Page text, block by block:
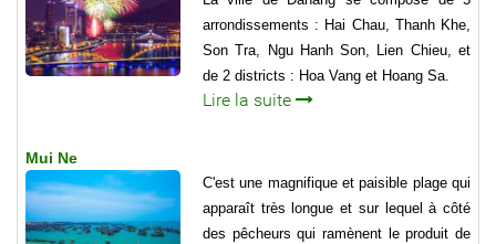
arrondissements : Hai Chau, Thanh Khe,
Son Tra, Ngu Hanh Son, Lien Chieu, et
de 2 districts : Hoa Vang et Hoang Sa.
Lire la suite
Mui Ne
C'est une magnifique et paisible plage qui
apparaît très longue et sur lequel à côté
des pêcheurs qui ramènent le produit de